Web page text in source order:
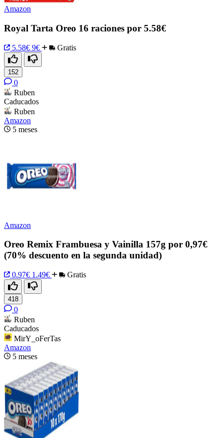
Amazon
Royal Tarta Oreo 16 raciones por 5.58€
5.58€ 9€ Gratis
152
0
Ruben
Caducados
Ruben
Amazon
5 meses
Amazon
Oreo Remix Frambuesa y Vainilla 157g por 0,97€
(70% descuento en la segunda unidad)
0.97€ 1.49€ Gratis
418
0
Ruben
Caducados
MirY_oFerTas
Amazon
5 meses